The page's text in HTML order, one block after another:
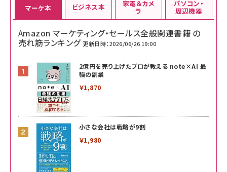
マーケ本
Amazon マーケティング・セールス全般関連書籍 の
売れ筋ランキング 更新日時：2026/06/26 19:00
2億円を売り上げたプロが教える note×AI 最
強の副業
￥1,870
小さな会社は戦略が9割
￥1,980
ビジネス本 家電＆カメ
ラ
パソコン・
周辺機器